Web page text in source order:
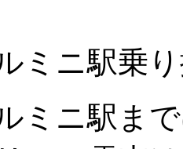
ミニ駅乗
ミニ駅ま